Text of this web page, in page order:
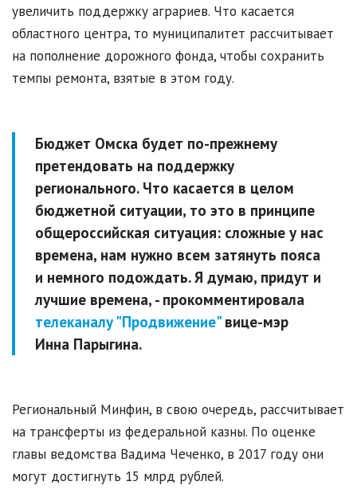
увеличить поддержку аграриев. Что касается
областного центра, то муниципалитет рассчитывает
на пополнение дорожного фонда, чтобы сохранить
темпы ремонта, взятые в этом году.
Бюджет Омска будет по-прежнему
претендовать на поддержку
регионального. Что касается в целом
бюджетной ситуации, то это в принципе
общероссийская ситуация: сложные у нас
времена, нам нужно всем затянуть пояса
и немного подождать. Я думаю, придут и
лучшие времена, - прокомментировала
телеканалу "Продвижение"вице-мэр
Инна Парыгина.
Региональный Минфин, в свою очередь, рассчитывает
на трансферты из федеральной казны. По оценке
главы ведомства Вадима Чеченко, в 2017 году они
могут достигнуть 15 млрд рублей.